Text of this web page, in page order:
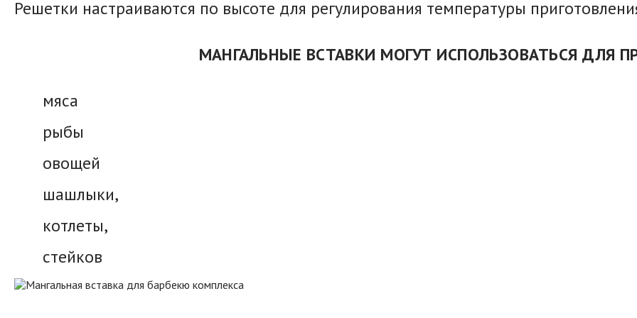
Решетки настраиваются по высоте для регулирования температуры
МАНГАЛЬНЫЕ ВСТАВКИ МОГУТ ИСПОЛЬЗОВАТЬСЯ ДЛЯ
мяса
рыбы
овощей
шашлыки,
котлеты,
стейков